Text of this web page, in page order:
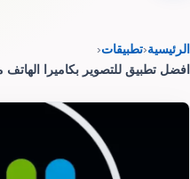
الرئيسية‹تطبيقات‹
افضل تطبيق للتصوير بكاميرا الهاتف